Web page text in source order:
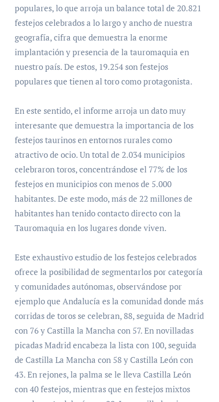
populares, lo que arroja un balance total de 20.821
festejos celebrados a lo largo y ancho de nuestra
geografía, cifra que demuestra la enorme
implantación y presencia de la tauromaquia en
nuestro país. De estos, 19.254 son festejos
populares que tienen al toro como protagonista.
En este sentido, el informe arroja un dato muy
interesante que demuestra la importancia de los
festejos taurinos en entornos rurales como
atractivo de ocio. Un total de 2.034 municipios
celebraron toros, concentrándose el 77% de los
festejos en municipios con menos de 5.000
habitantes. De este modo, más de 22 millones de
habitantes han tenido contacto directo con la
Tauromaquia en los lugares donde viven.
Este exhaustivo estudio de los festejos celebrados
ofrece la posibilidad de segmentarlos por categoría
y comunidades autónomas, observándose por
ejemplo que Andalucía es la comunidad donde más
corridas de toros se celebran, 88, seguida de Madrid
con 76 y Castilla la Mancha con 57. En novilladas
picadas Madrid encabeza la lista con 100, seguida
de Castilla La Mancha con 58 y Castilla León con
43. En rejones, la palma se le lleva Castilla León
con 40 festejos, mientras que en festejos mixtos